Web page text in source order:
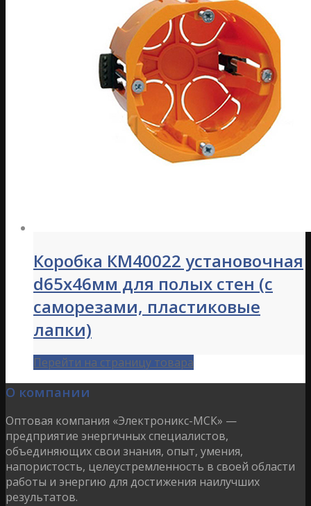
Коробка КМ40022 установочная
d65х46мм для полых стен (с
саморезами, пластиковые
лапки)
Перейти на страницу товара
О компании
Оптовая компания «Электроникс-МСК» —
предприятие энергичных специалистов,
объединяющих свои знания, опыт, умения,
напористость, целеустремленность в своей области
работы и энергию для достижения наилучших
результатов.